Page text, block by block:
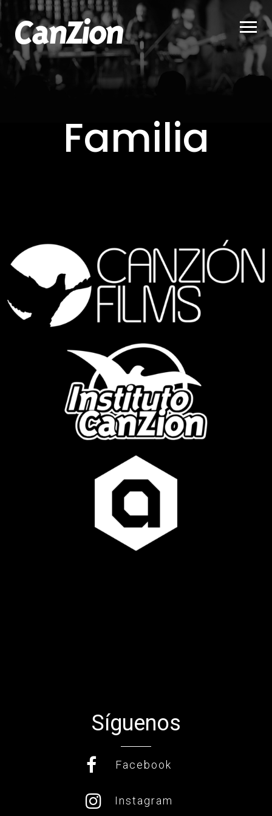
MINISTERIOS
NOTICIAS
Familia
Síguenos
Facebook
Instagram